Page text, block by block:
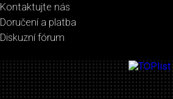
Kontaktujte nás
Doručení a platba
Diskuzní fórum